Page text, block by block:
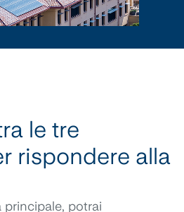
le tre
rispondere alla
principale, potrai